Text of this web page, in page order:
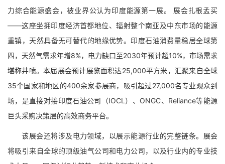
力综合能源盛会，被业界公认为印度能源第一展。 展会扎根孟买
——这座坐拥印度经济首都地位、辐射整个南亚及中东市场的能源
重镇，天然具备无可替代的地缘优势。印度石油消费量稳居全球第
四，天然气需求年增8%，电力缺口至2030年预计超10%，市场需求
堪称井喷。本届展会预计展览面积达25,000平方米，汇聚来自全球
35个国家和地区的400余家参展商，吸引超过27,000名专业观众到
场，是直接对接印度石油公司（IOCL）、ONGC、Reliance等能源
巨头采购决策层的高效商务平台。
该展会还将涉及电力领域，以展示能源行业的完整链条。展会
将吸引来自全球的顶级油气公司和电力公司，以及行业内的专业技